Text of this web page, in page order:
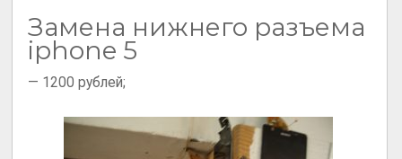
Замена нижнего разъема
iphone 5
— 1200 рублей;